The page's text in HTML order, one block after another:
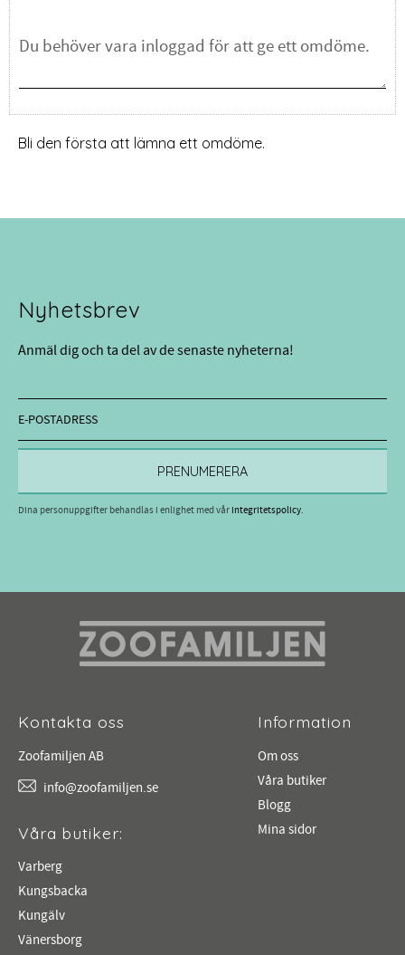
Bli den första att lämna ett omdöme.
Nyhetsbrev
Anmäl dig och ta del av de senaste nyheterna!
PRENUMERERA
Dina personuppgifter behandlas i enlighet med vårintegritetspolicy.
Kontakta oss
Zoofamiljen AB
info@zoofamiljen.se
Våra butiker:
Varberg
Kungsbacka
Kungälv
Vänersborg
Information
Om oss
Våra butiker
Blogg
Mina sidor